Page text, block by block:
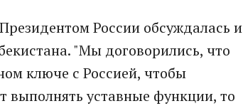
России обсуждалась и
"Мы договорились, что
ключе с Россией, чтобы
выполнять уставные функции, то